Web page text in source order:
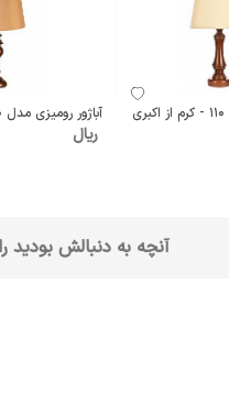
آباژور رومیزی مدل 120 - بژ از اکبری
ریال
آنچه به دنبالش بودید